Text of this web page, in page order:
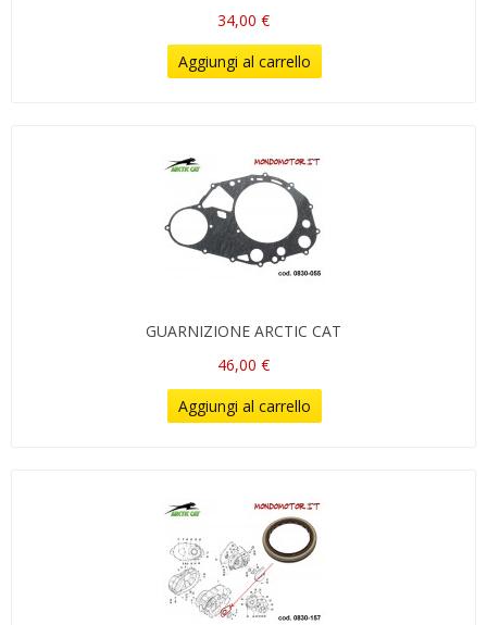
34,00 €
Aggiungi al carrello
GUARNIZIONE ARCTIC CAT
46,00 €
Aggiungi al carrello